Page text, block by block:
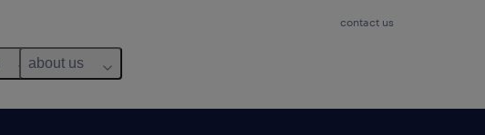
contact us
about us